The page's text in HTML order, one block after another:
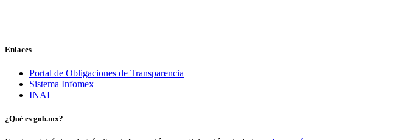
Enlaces
Portal de Obligaciones de Transparencia
Sistema Infomex
INAI
¿Qué es gob.mx?